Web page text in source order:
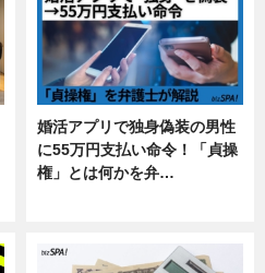
婚活アプリで独身偽装の男性
に55万円支払い命令！「貞操
権」とは何かを弁…